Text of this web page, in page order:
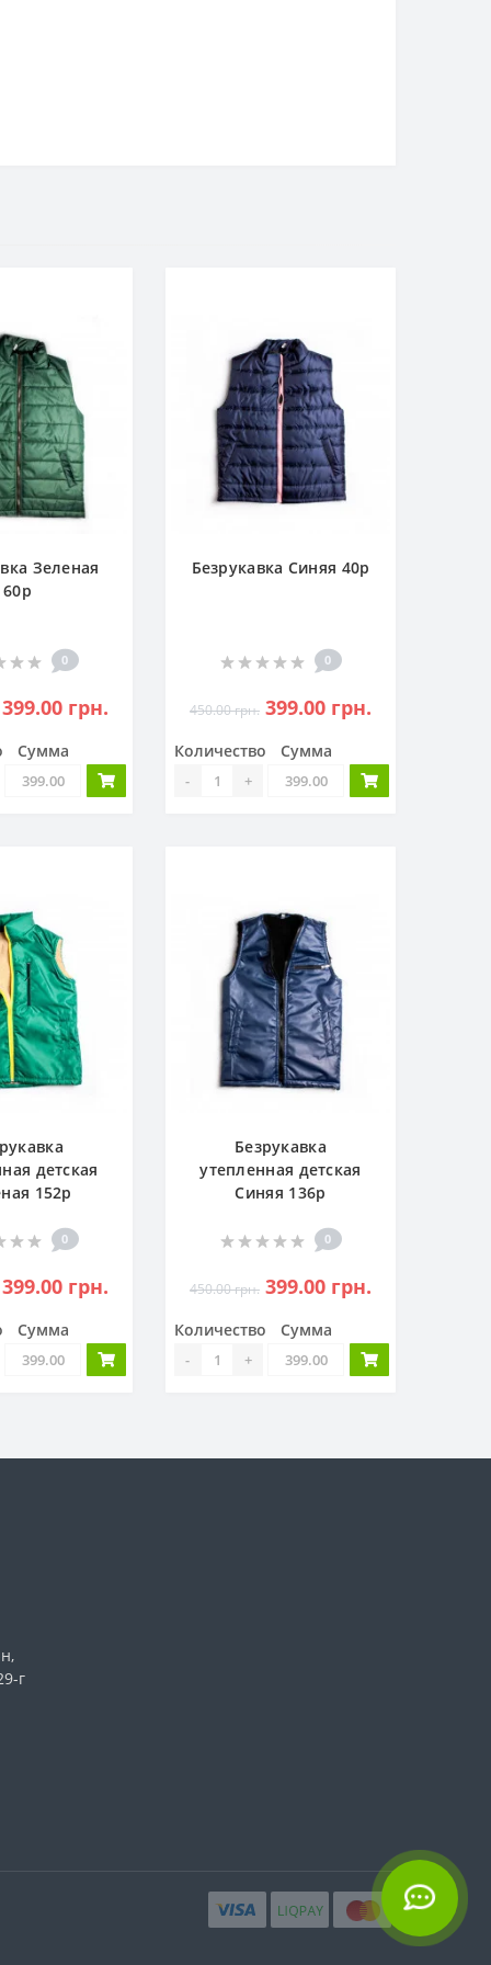
Зеленая
60р
0
399.00 грн.
Сумма
Безрукавка Синяя 40р
0
450.00 грн. 399.00 грн.
Количество
- +
Сумма
детская
152р
0
399.00 грн.
Сумма
Безрукавка
утепленная детская
Синяя 136р
0
450.00 грн. 399.00 грн.
Количество
- +
Сумма
г